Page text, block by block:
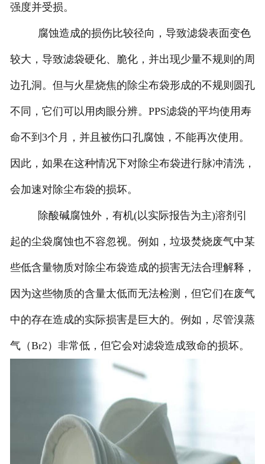
强度并受损。
腐蚀造成的损伤比较径向，导致滤袋表面变色
较大，导致滤袋硬化、脆化，并出现少量不规则的周
边孔洞。但与火星烧焦的除尘布袋形成的不规则圆孔
不同，它们可以用肉眼分辨。PPS滤袋的平均使用寿
命不到3个月，并且被伤口孔腐蚀，不能再次使用。
因此，如果在这种情况下对除尘布袋进行脉冲清洗，
会加速对除尘布袋的损坏。
除酸碱腐蚀外，有机(以实际报告为主)溶剂引
起的尘袋腐蚀也不容忽视。例如，垃圾焚烧废气中某
些低含量物质对除尘布袋造成的损害无法合理解释，
因为这些物质的含量太低而无法检测，但它们在废气
中的存在造成的实际损害是巨大的。例如，尽管溴蒸
气（Br2）非常低，但它会对滤袋造成致命的损坏。